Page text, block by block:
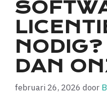
DAN
februari 26, 2026 door